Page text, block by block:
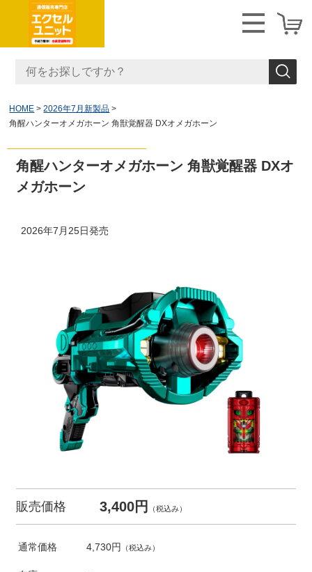
HOME
2026年7月新製品
角醒ハンターオメガホーン 角獣覚醒器 DXオメガホーン
角醒ハンターオメガホーン 角獣覚醒器 DXオ
メガホーン
2026年7月25日発売
販売価格 3,400円 （税込み）
通常価格 4,730円 （税込み）